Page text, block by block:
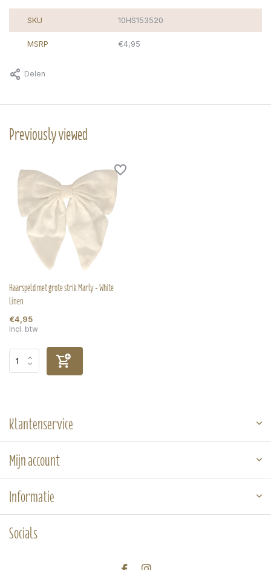
SKU 10HS153520
MSRP €4,95
Delen
Previously viewed
Haarspeld met grote strik Marly - White
linen
€4,95
Incl. btw
Klantenservice
Mijn account
Informatie
Socials